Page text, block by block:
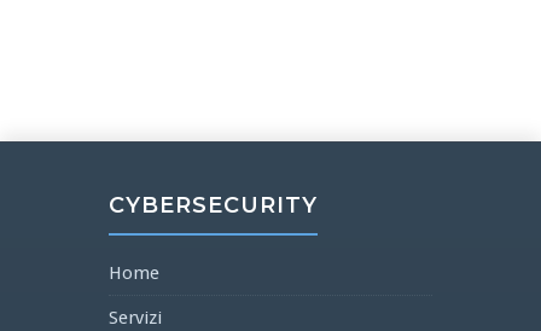
CYBERSECURITY
Home
Servizi